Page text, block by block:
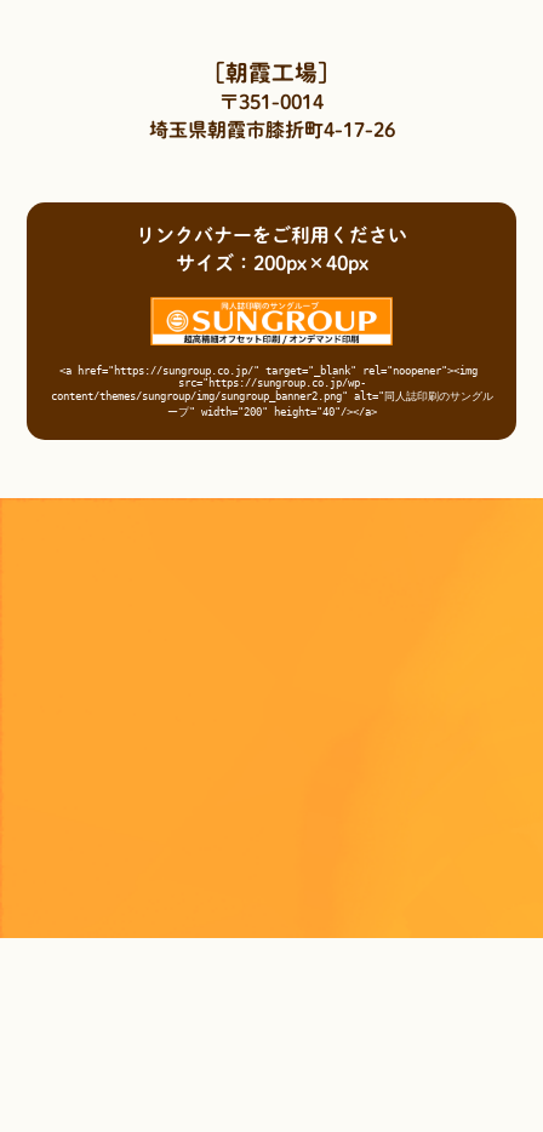
［朝霞工場］
〒351-0014
埼玉県朝霞市膝折町4-17-26
リンクバナーをご利用ください
サイズ：200px×40px
<a href="https://sungroup.co.jp/" target="_blank" rel="noopener"><img
src="https://sungroup.co.jp/wp-
content/themes/sungroup/img/sungroup_banner2.png" alt="同人誌印刷のサングル
ープ" width="200" height="40"/></a>